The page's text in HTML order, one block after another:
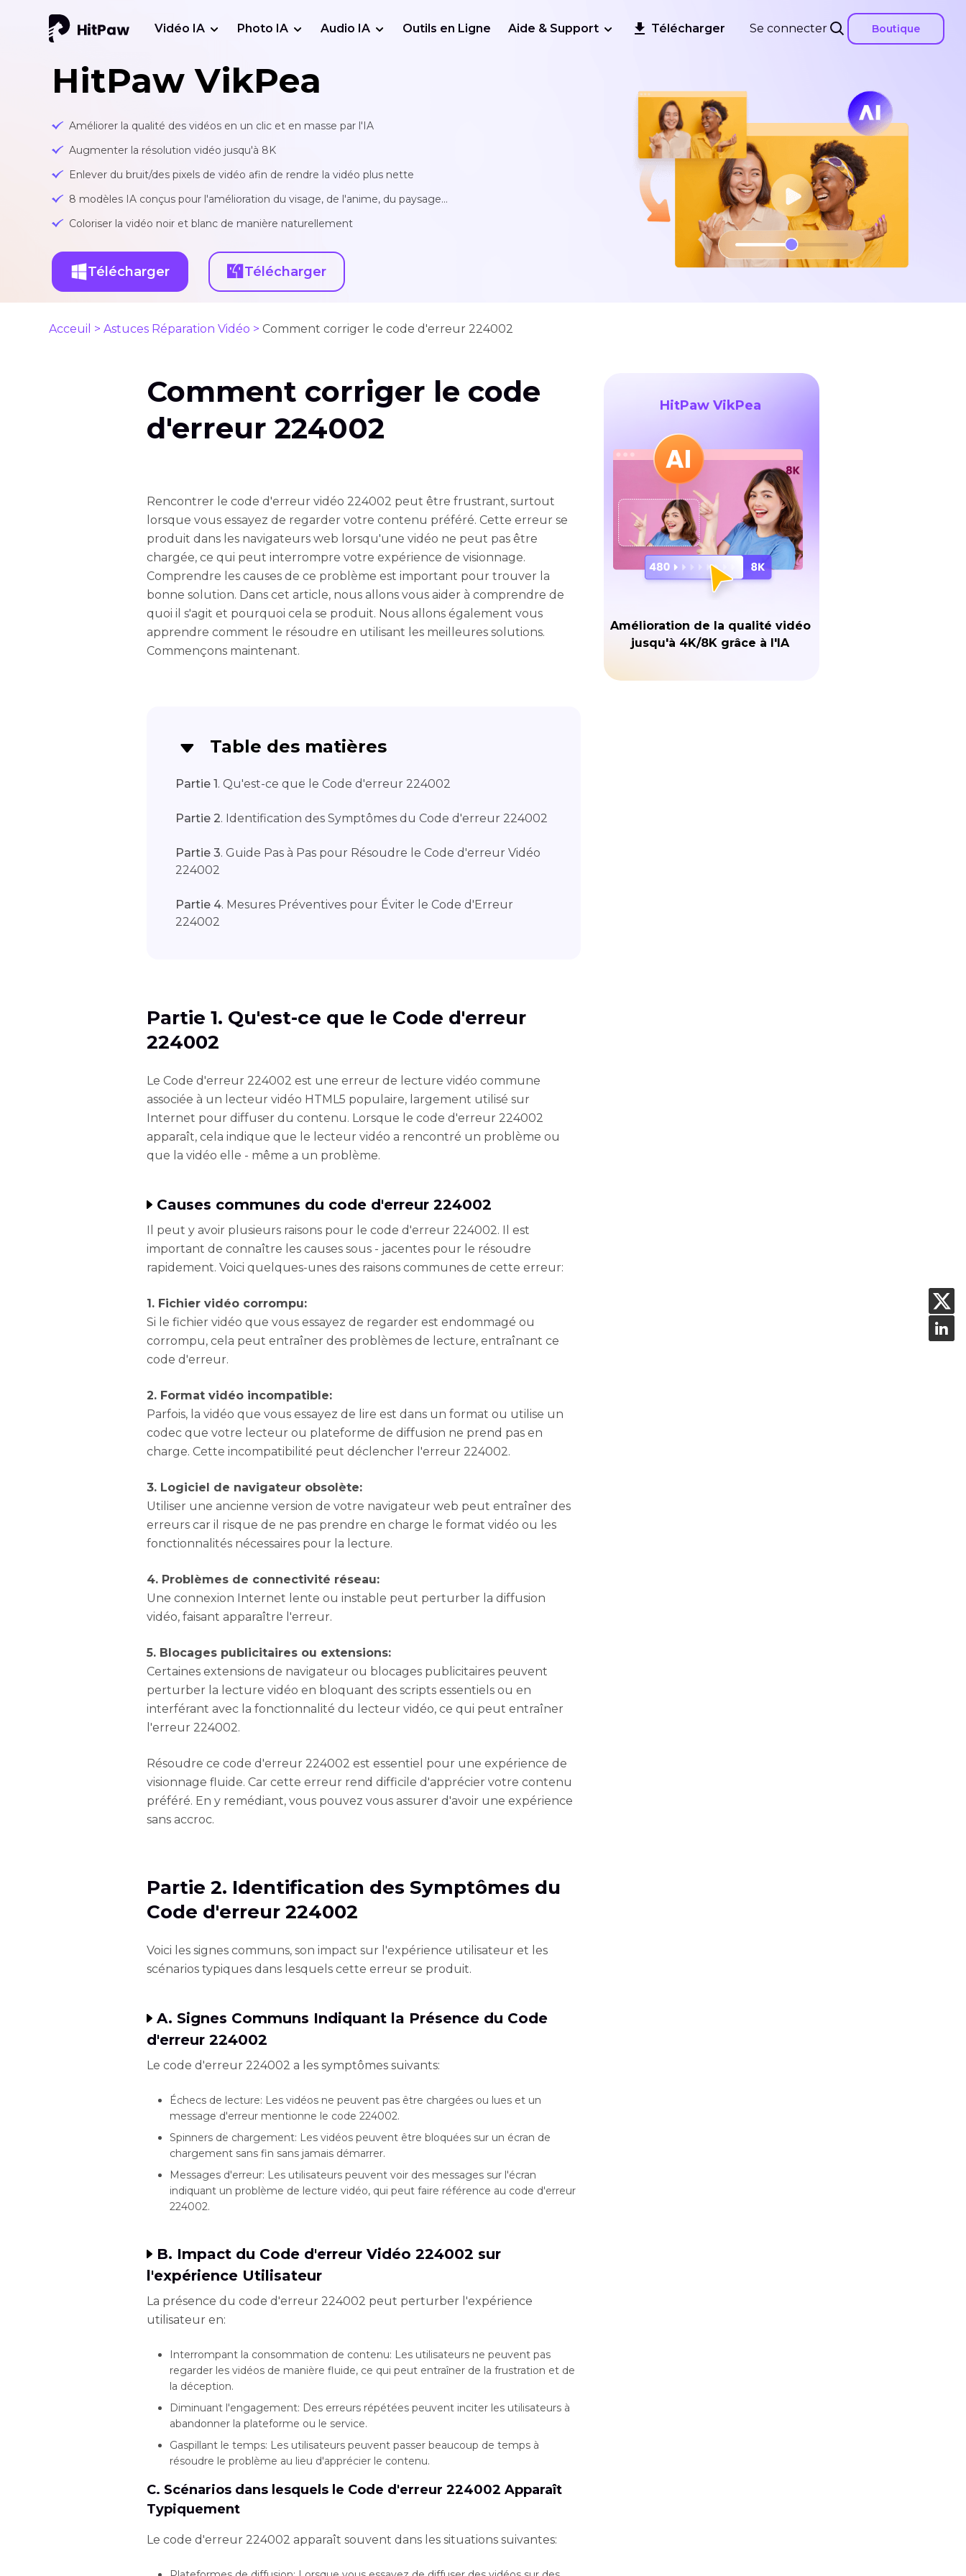
Se connecter Boutique
Vidéo IA Photo IA Audio IA Outils en Ligne Aide & Support Télécharger
HitPaw VikPea
Améliorer la qualité des vidéos en un clic et en masse par l'IA
Augmenter la résolution vidéo jusqu'à 8K
Enlever du bruit/des pixels de vidéo afin de rendre la vidéo plus nette
8 modèles IA conçus pour l'amélioration du visage, de l'anime, du paysage...
Coloriser la vidéo noir et blanc de manière naturellement
Télécharger Télécharger
Acceuil > Astuces Réparation Vidéo > Comment corriger le code d'erreur 224002
Comment corriger le code
d'erreur 224002
Rencontrer le code d'erreur vidéo 224002 peut être frustrant, surtout
lorsque vous essayez de regarder votre contenu préféré. Cette erreur se
produit dans les navigateurs web lorsqu'une vidéo ne peut pas être
chargée, ce qui peut interrompre votre expérience de visionnage.
Comprendre les causes de ce problème est important pour trouver la
bonne solution. Dans cet article, nous allons vous aider à comprendre de
quoi il s'agit et pourquoi cela se produit. Nous allons également vous
apprendre comment le résoudre en utilisant les meilleures solutions.
Commençons maintenant.
Table des matières
Partie 1. Qu'est-ce que le Code d'erreur 224002
Partie 2. Identification des Symptômes du Code d'erreur 224002
Partie 3. Guide Pas à Pas pour Résoudre le Code d'erreur Vidéo
224002
Partie 4. Mesures Préventives pour Éviter le Code d'Erreur
224002
Partie 1. Qu'est-ce que le Code d'erreur
224002
Le Code d'erreur 224002 est une erreur de lecture vidéo commune
associée à un lecteur vidéo HTML5 populaire, largement utilisé sur
Internet pour diffuser du contenu. Lorsque le code d'erreur 224002
apparaît, cela indique que le lecteur vidéo a rencontré un problème ou
que la vidéo elle - même a un problème.
Causes communes du code d'erreur 224002
Il peut y avoir plusieurs raisons pour le code d'erreur 224002. Il est
important de connaître les causes sous - jacentes pour le résoudre
rapidement. Voici quelques-unes des raisons communes de cette erreur:
1. Fichier vidéo corrompu:
Si le fichier vidéo que vous essayez de regarder est endommagé ou
corrompu, cela peut entraîner des problèmes de lecture, entraînant ce
code d'erreur.
2. Format vidéo incompatible:
Parfois, la vidéo que vous essayez de lire est dans un format ou utilise un
codec que votre lecteur ou plateforme de diffusion ne prend pas en
charge. Cette incompatibilité peut déclencher l'erreur 224002.
3. Logiciel de navigateur obsolète:
Utiliser une ancienne version de votre navigateur web peut entraîner des
erreurs car il risque de ne pas prendre en charge le format vidéo ou les
fonctionnalités nécessaires pour la lecture.
4. Problèmes de connectivité réseau:
Une connexion Internet lente ou instable peut perturber la diffusion
vidéo, faisant apparaître l'erreur.
5. Blocages publicitaires ou extensions:
Certaines extensions de navigateur ou blocages publicitaires peuvent
perturber la lecture vidéo en bloquant des scripts essentiels ou en
interférant avec la fonctionnalité du lecteur vidéo, ce qui peut entraîner
l'erreur 224002.
Résoudre ce code d'erreur 224002 est essentiel pour une expérience de
visionnage fluide. Car cette erreur rend difficile d'apprécier votre contenu
préféré. En y remédiant, vous pouvez vous assurer d'avoir une expérience
sans accroc.
Partie 2. Identification des Symptômes du
Code d'erreur 224002
Voici les signes communs, son impact sur l'expérience utilisateur et les
scénarios typiques dans lesquels cette erreur se produit.
A. Signes Communs Indiquant la Présence du Code
d'erreur 224002
Le code d'erreur 224002 a les symptômes suivants:
Échecs de lecture: Les vidéos ne peuvent pas être chargées ou lues et un
message d'erreur mentionne le code 224002.
Spinners de chargement: Les vidéos peuvent être bloquées sur un écran de
chargement sans fin sans jamais démarrer.
Messages d'erreur: Les utilisateurs peuvent voir des messages sur l'écran
indiquant un problème de lecture vidéo, qui peut faire référence au code d'erreur
224002.
B. Impact du Code d'erreur Vidéo 224002 sur
l'expérience Utilisateur
La présence du code d'erreur 224002 peut perturber l'expérience
utilisateur en:
Interrompant la consommation de contenu: Les utilisateurs ne peuvent pas
regarder les vidéos de manière fluide, ce qui peut entraîner de la frustration et de
la déception.
Diminuant l'engagement: Des erreurs répétées peuvent inciter les utilisateurs à
abandonner la plateforme ou le service.
Gaspillant le temps: Les utilisateurs peuvent passer beaucoup de temps à
résoudre le problème au lieu d'apprécier le contenu.
C. Scénarios dans lesquels le Code d'erreur 224002 Apparaît
Typiquement
Le code d'erreur 224002 apparaît souvent dans les situations suivantes:
HitPaw VikPea
Amélioration de la qualité vidéo
jusqu'à 4K/8K grâce à l'IA